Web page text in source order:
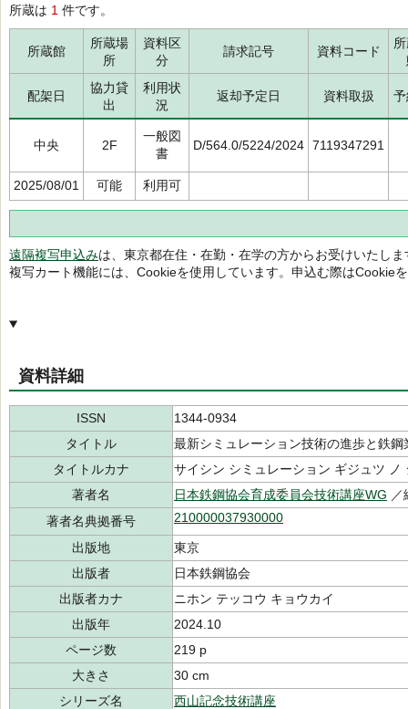
所蔵は 1 件です。
所蔵館
所蔵場
所
資料区
分
請求記号 資料コード
配架日
協力貸
出
利用状
況
返却予定日 資料取扱
中央 2F
一般図
書
D/564.0/5224/2024 7119347291
2025/08/01 可能 利用可
遠隔複写申込みは、東京都在住・在勤・在学の方からお受けいたしま
複写カート機能には、Cookieを使用しています。申込む際はCookie
資料詳細
ISSN
1344-0934
タイトル
最新シミュレーション技術の進歩と鉄鋼
タイトルカナ
サイシン シミュレーション ギジュツ
著者名
日本鉄鋼協会育成委員会技術講座WG ／
著者名典拠番号
210000037930000
出版地
東京
出版者
日本鉄鋼協会
出版者カナ
ニホン テッコウ キョウカイ
出版年
2024.10
ページ数
219 p
大きさ
30 cm
シリーズ名
西山記念技術講座